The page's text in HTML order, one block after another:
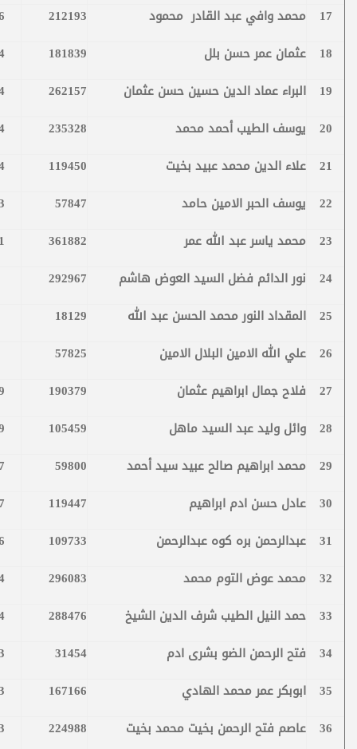
17 محمد وافي عبد القادر محمود 212193
18
عثمان عمر حسن بلل 181839
19
البراء عماد الدين حسين حسن عثمان 262157
20
يوسف الطيب أحمد محمد 235328
21
علاء الدين محمد عبيد بخيت 119450
22
يوسف الحبر الامين حامد 57847
23
محمد ياسر عبد الله عمر 361882
24
نور الدائم فضل السيد العوض هاشم
292967
25
المقداد النور محمد الحسن عبد الله
18129
26
علي الله الامين البلال الامين
57825
27
فلاح جمال ابراهيم عثمان 190379
28
وائل وليد عبد السيد ماهل 105459
29
محمد ابراهيم صالح عبيد سيد أحمد 59800
30
عادل حسن ادم ابراهيم 119447
31
عبدالرحمن بره كوه عبدالرحمن 109733
32
محمد عوض التوم محمد 296083
33
حمد النيل الطيب شرف الدين الشيخ 288476
34
فتح الرحمن الضو بشرى ادم 31454
35
ابوبكر عمر محمد الهادي 167166
36
عاصم فتح الرحمن بخيت محمد بخيت 224988